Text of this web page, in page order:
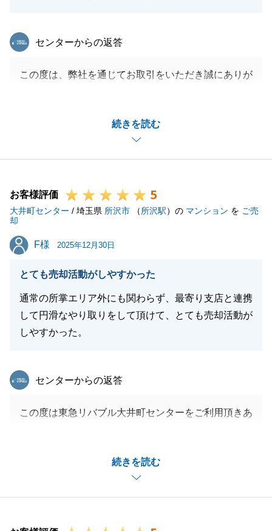
続きを読む
東急リバブル
センターからの返答
この度は、弊社を通じてお取引をいただき誠にありが
重ね、お任せいただけたことをとても嬉しく思いま
不動産以外のお話もたくさんお聞かせいただき、A様
今後も不動産に関するご相談のみならず、お困りごと
がございましたらお気兼ねなくお申し付けくださいま
A様ならびにご家族様のご多幸を心より祈念申し上げ
閉じる
お客様評価 5
大井町センター / 埼玉県 所沢市 （所沢駅）の マンション を ご売
却
F様
F様 2025年12月30日
とても売却活動がしやすかった
通常の所掌エリア外にも関わらず、最寄り支店と連携
して円滑なやり取りをして頂けて、とても売却活動が
しやすかった。
続きを読む
東急リバブル
センターからの返答
この度は東急リバブル大井町センターをご利用頂きあ
対応いただきましたおかげで無事お取引を完了させる
改めて感謝申し上げます。